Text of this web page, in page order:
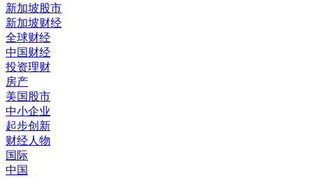
新加坡股市
新加坡财经
全球财经
中国财经
投资理财
房产
美国股市
中小企业
起步创新
财经人物
国际
中国